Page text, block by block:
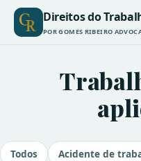
Direitos do
POR GOMES RIBEIRO
Todos Acidente de